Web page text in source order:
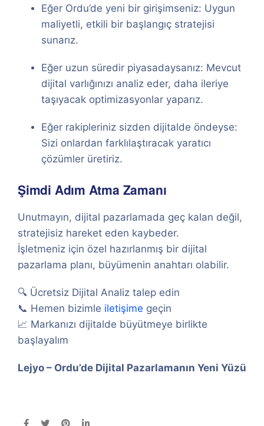
Eğer Ordu’de yeni bir girişimseniz: Uygun
maliyetli, etkili bir başlangıç stratejisi
sunarız.
Eğer uzun süredir piyasadaysanız: Mevcut
dijital varlığınızı analiz eder, daha ileriye
taşıyacak optimizasyonlar yaparız.
Eğer rakipleriniz sizden dijitalde öndeyse:
Sizi onlardan farklılaştıracak yaratıcı
çözümler üretiriz.
Şimdi Adım Atma Zamanı
Unutmayın, dijital pazarlamada geç kalan değil,
stratejisiz hareket eden kaybeder.
İşletmeniz için özel hazırlanmış bir dijital
pazarlama planı, büyümenin anahtarı olabilir.
🔍 Ücretsiz Dijital Analiz talep edin
📞 Hemen bizimle iletişime geçin
📈 Markanızı dijitalde büyütmeye birlikte
başlayalım
Lejyo – Ordu’de Dijital Pazarlamanın Yeni Yüzü